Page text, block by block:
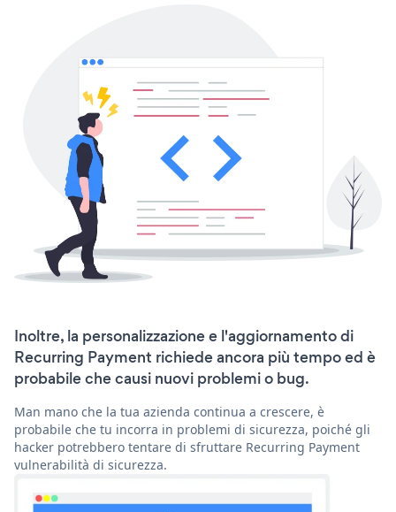
Inoltre, la personalizzazione e l'aggiornamento di
Recurring Payment richiede ancora più tempo ed è
probabile che causi nuovi problemi o bug.
Man mano che la tua azienda continua a crescere, è
probabile che tu incorra in problemi di sicurezza, poiché gli
hacker potrebbero tentare di sfruttare Recurring Payment
vulnerabilità di sicurezza.